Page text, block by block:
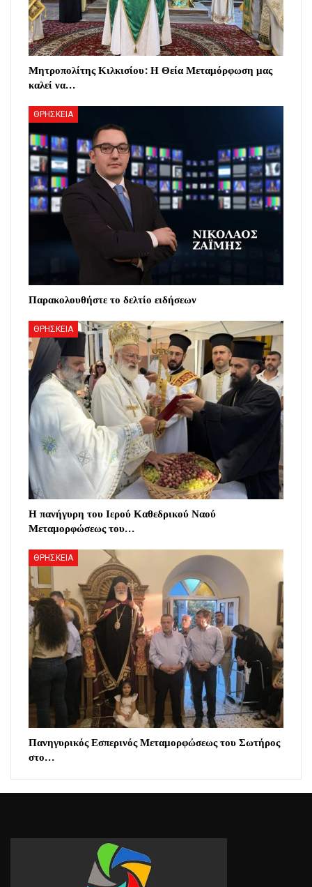
Μητροπολίτης Κιλκισίου: Η Θεία Μεταμόρφωση μας
καλεί να…
ΘΡΗΣΚΕΙΑ
Παρακολουθήστε το δελτίο ειδήσεων
ΘΡΗΣΚΕΙΑ
Η πανήγυρη του Ιερού Καθεδρικού Ναού
Μεταμορφώσεως του…
ΘΡΗΣΚΕΙΑ
Πανηγυρικός Εσπερινός Μεταμορφώσεως του Σωτήρος
στο…